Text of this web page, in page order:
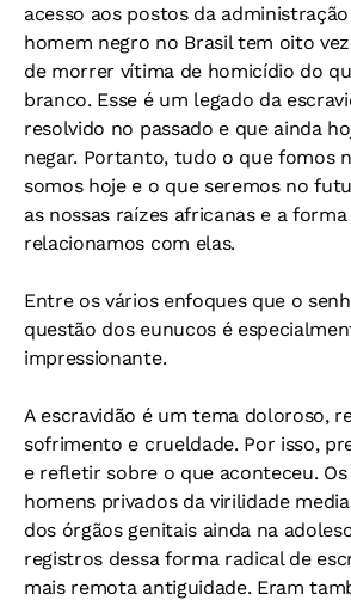
acesso aos postos da
homem negro no Brasil tem oito
de morrer vítima de homicídio do
branco. Esse é um legado da
resolvido no passado e que ainda
negar. Portanto, tudo o que fomos
somos hoje e o que seremos no
as nossas raízes africanas e a
relacionamos com elas.
Entre os vários enfoques que o
questão dos eunucos é
impressionante.
A escravidão é um tema doloroso,
sofrimento e crueldade. Por isso,
e refletir sobre o que aconteceu.
homens privados da virilidade
dos órgãos genitais ainda na
registros dessa forma radical de
mais remota antiguidade. Eram